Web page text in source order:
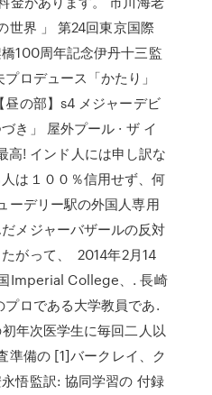
世界 」 第24回東京国際
100周年記念伊丹十三監
ロデュース「かたり」
昼の部】s4 メジャーデビ
き」 屋外プール · ザ イ
高! インド人には申し訳な
は１００％信用せず、何
ーデリー駅の外国人専用
メジャーバザールの反対
がって、 2014年2月14
Imperial College、. 長崎
ロである大学教員であ.
年次医学生に毎回二人以
準備の [1]バークレイ、ク
悟監訳: 協同学習の 付録